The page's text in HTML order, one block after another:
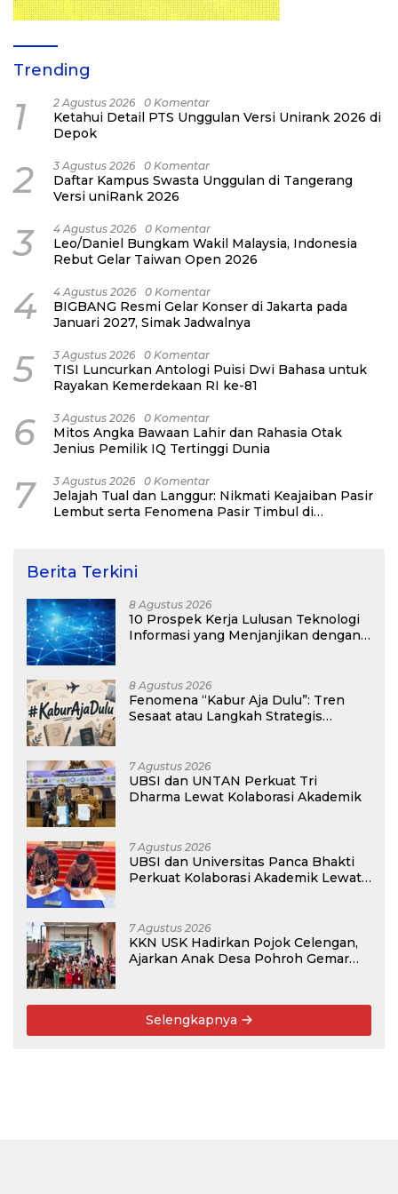
Trending
1 2 Agustus 2026 0 Komentar
Ketahui Detail PTS Unggulan Versi Unirank 2026 di
Depok
2 3 Agustus 2026 0 Komentar
Daftar Kampus Swasta Unggulan di Tangerang
Versi uniRank 2026
3 4 Agustus 2026 0 Komentar
Leo/Daniel Bungkam Wakil Malaysia, Indonesia
Rebut Gelar Taiwan Open 2026
4 4 Agustus 2026 0 Komentar
BIGBANG Resmi Gelar Konser di Jakarta pada
Januari 2027, Simak Jadwalnya
5 3 Agustus 2026 0 Komentar
TISI Luncurkan Antologi Puisi Dwi Bahasa untuk
Rayakan Kemerdekaan RI ke-81
6 3 Agustus 2026 0 Komentar
Mitos Angka Bawaan Lahir dan Rahasia Otak
Jenius Pemilik IQ Tertinggi Dunia
7 3 Agustus 2026 0 Komentar
Jelajah Tual dan Langgur: Nikmati Keajaiban Pasir
Lembut serta Fenomena Pasir Timbul di
Berita Terkini
8 Agustus 2026
10 Prospek Kerja Lulusan Teknologi
Informasi yang Menjanjikan dengan
8 Agustus 2026
Fenomena “Kabur Aja Dulu”: Tren
Sesaat atau Langkah Strategis
7 Agustus 2026
UBSI dan UNTAN Perkuat Tri
Dharma Lewat Kolaborasi Akademik
7 Agustus 2026
UBSI dan Universitas Panca Bhakti
Perkuat Kolaborasi Akademik Lewat
7 Agustus 2026
KKN USK Hadirkan Pojok Celengan,
Ajarkan Anak Desa Pohroh Gemar
Selengkapnya